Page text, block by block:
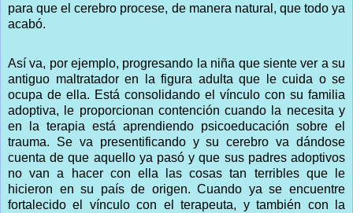
para que el cerebro procese, de manera natural, que todo ya
acabó.
Así va, por ejemplo, progresando la niña que siente ver a su
antiguo maltratador en la figura adulta que le cuida o se
ocupa de ella. Está consolidando el vínculo con su familia
adoptiva, le proporcionan contención cuando la necesita y
en la terapia está aprendiendo psicoeducación sobre el
trauma. Se va presentificando y su cerebro va dándose
cuenta de que aquello ya pasó y que sus padres adoptivos
no van a hacer con ella las cosas tan terribles que le
hicieron en su país de origen. Cuando ya se encuentre
fortalecido el vínculo con el terapeuta, y también con la